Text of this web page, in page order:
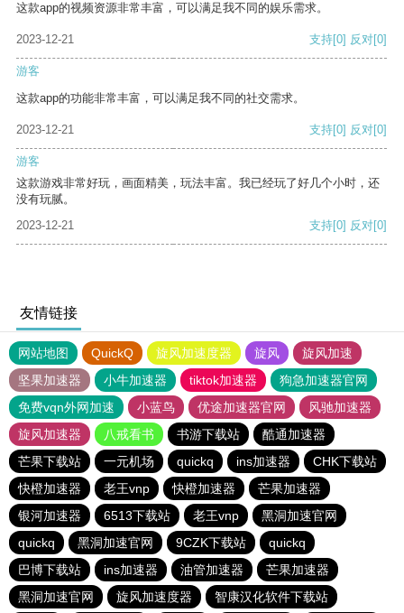
这款app的视频资源非常丰富，可以满足我不同的娱乐需求。
2023-12-21 支持[0] 反对[0]
游客
这款app的功能非常丰富，可以满足我不同的社交需求。
2023-12-21 支持[0] 反对[0]
游客
这款游戏非常好玩，画面精美，玩法丰富。我已经玩了好几个小时，还
没有玩腻。
2023-12-21
支持[0] 反对[0]
友情链接
网站地图 QuickQ 旋风加速度器 旋风
旋风加速
坚果加速器
小牛加速器 tiktok加速器
狗急加速器官网
免费vqn外网加速
小蓝鸟 优途加速器官网
风驰加速器
旋风加速器
八戒看书 书游下载站
酷通加速器
芒果下载站
一元机场 quickq ins加速器
CHK下载站
快橙加速器
老王vnp 快橙加速器
芒果加速器
银河加速器
6513下载站 老王vnp
黑洞加速官网
quickq
黑洞加速官网 9CZK下载站
quickq
巴博下载站
ins加速器 油管加速器
芒果加速器
黑洞加速官网
旋风加速度器 智康汉化软件下载站